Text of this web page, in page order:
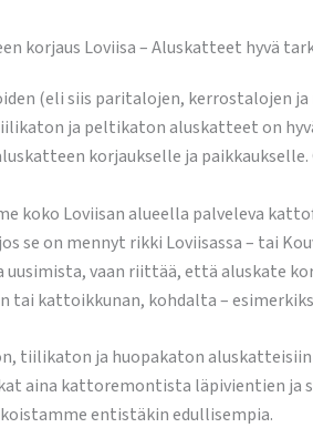
korjaus Loviisa – Aluskatteet hyvä
(eli siis paritalojen, kerrostalojen
ja peltikaton aluskatteet on
korjaukselle ja
koko Loviisan alueella palveleva
se on mennyt rikki Loviisassa – tai
vaan riittää, että aluskate
tai kattoikkunan, kohdalta –
tiilikaton ja huopakaton
aina kattoremontista läpivientien ja
entistäkin edullisempia.